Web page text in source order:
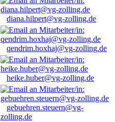
diana.hilpert@vg-zolling.de
qendrim.hoxhaj@vg-zolling.de
heike.huber@vg-zolling.de
gebuehren.steuern@vg-
zolling.de